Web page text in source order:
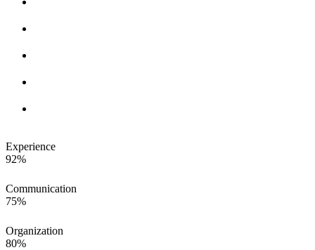
Experience
92%
Communication
75%
Organization
80%